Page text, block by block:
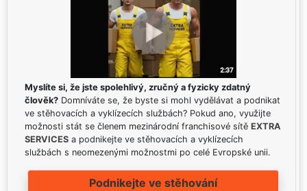
Myslíte si, že jste spolehlivý, zručný a fyzicky zdatný
člověk? Domníváte se, že byste si mohl vydělávat a podnikat
ve stěhovacích a vyklízecích službách? Pokud ano, využijte
možnosti stát se členem mezinárodní franchisové sítě EXTRA
SERVICES a podnikejte ve stěhovacích a vyklízecích
službách s neomezenými možnostmi po celé Evropské unii.
Podnikejte ve stěhování